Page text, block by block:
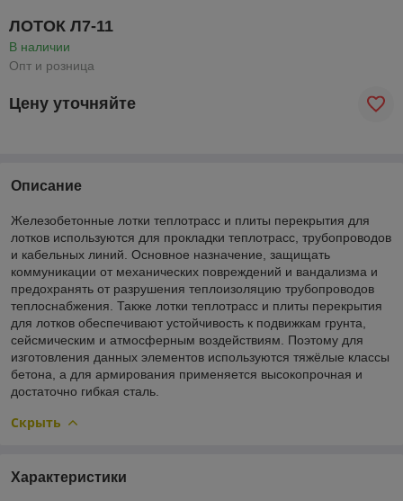
ЛОТОК Л7-11
В наличии
Опт и розница
Цену уточняйте
Описание
Железобетонные лотки теплотрасс и плиты перекрытия для
лотков используются для прокладки теплотрасс, трубопроводов
и кабельных линий. Основное назначение, защищать
коммуникации от механических повреждений и вандализма и
предохранять от разрушения теплоизоляцию трубопроводов
теплоснабжения. Также лотки теплотрасс и плиты перекрытия
для лотков обеспечивают устойчивость к подвижкам грунта,
сейсмическим и атмосферным воздействиям. Поэтому для
изготовления данных элементов используются тяжёлые классы
бетона, а для армирования применяется высокопрочная и
достаточно гибкая сталь.
Скрыть
Характеристики